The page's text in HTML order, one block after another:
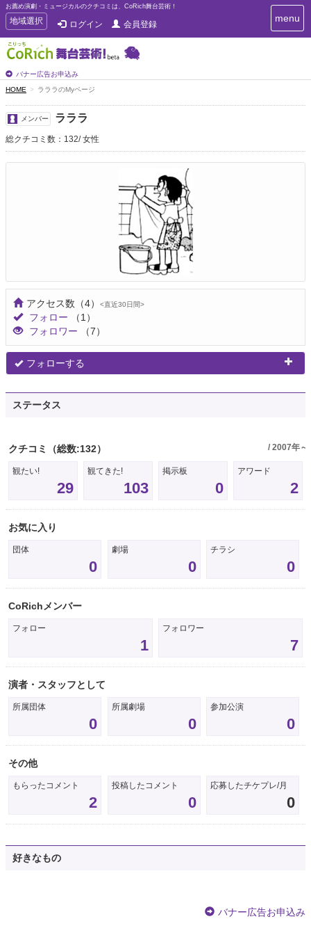
お薦め演劇・ミュージカルのクチコミは、CoRich舞台芸術！
T
o
g
g
e
n
a
v
i
g
a
t
地域選択 ログイン 会員登録
バナー広告お申込み
T
o
menu
HOME ラララのMyページ
メンバー ラララ
総クチコミ数：132 女性
アクセス数 （4） <直近30日間>
フォロー
（1）
フォロワー
（7）
フォローする
ステータス
クチコミ （総数:132） / 2007年～
観たい!
29
観てきた!
103
掲示板
0
アワード
2
お気に入り
団体
0
劇場
0
チラシ
0
CoRichメンバー
フォロー
1
フォロワー
7
演者・スタッフとして
所属団体
0
所属劇場
0
参加公演
0
その他
もらったコメント
2
投稿したコメント
0
応募したチケプレ/月
0
好きなもの
バナー広告お申込み